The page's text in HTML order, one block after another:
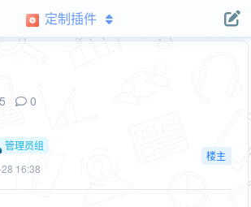
定制插件
0
管理员组
16:38
楼主